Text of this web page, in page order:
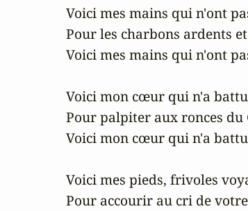
Voici mes mains qui n'ont
Pour les charbons ardents
Voici mes mains qui n'ont
Voici mon cœur qui n'a
Pour palpiter aux ronces du
Voici mon cœur qui n'a
Voici mes pieds, frivoles
Pour accourir au cri de